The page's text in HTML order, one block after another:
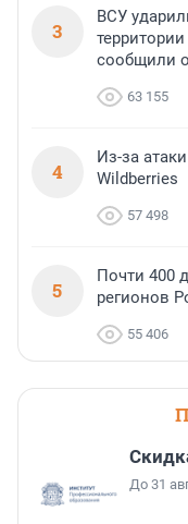
3
ВСУ
сообщили
63 155
4
Из-за
Wildberries
57 498
5
Почти 400
регионов
55 406
До 31